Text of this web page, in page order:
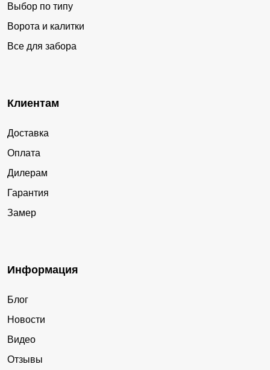
Выбор по типу
Ворота и калитки
Все для забора
Клиентам
Доставка
Оплата
Дилерам
Гарантия
Замер
Информация
Блог
Новости
Видео
Отзывы